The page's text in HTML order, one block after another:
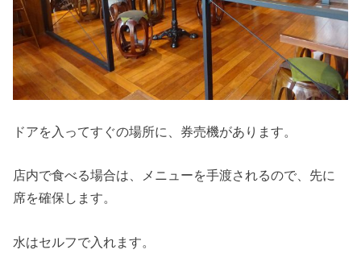
ドアを入ってすぐの場所に、券売機があります。
店内で食べる場合は、メニューを手渡されるので、先に
席を確保します。
水はセルフで入れます。